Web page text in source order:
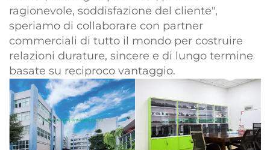
ragionevole, soddisfazione del cliente",
speriamo di collaborare con partner
commerciali di tutto il mondo per costruire
relazioni durature, sincere e di lungo termine
basate su reciproco vantaggio.